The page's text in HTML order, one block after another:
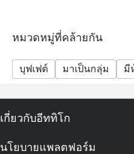
บาท 50% = 610 บาท
o ผู้ใหญ่: 100% = 2766 บา
o เด็ก: 100% = 1383 บาท
บาท, 50% = 754 บาท
เวลาที่ระบุในใบจองเท่านั้
หมวดหมู่ที่คล้ายกัน
บุฟเฟต์ มาเป็นกลุ่ม มี
เกี่ยวกับอีททิโก
นโยบายแพลตฟอร์ม